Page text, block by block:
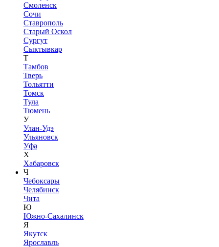
Смоленск
Сочи
Ставрополь
Старый Оскол
Сургут
Сыктывкар
Т
Тамбов
Тверь
Тольятти
Томск
Тула
Тюмень
У
Улан-Удэ
Ульяновск
Уфа
Х
Хабаровск
Ч
Чебоксары
Челябинск
Чита
Ю
Южно-Сахалинск
Я
Якутск
Ярославль